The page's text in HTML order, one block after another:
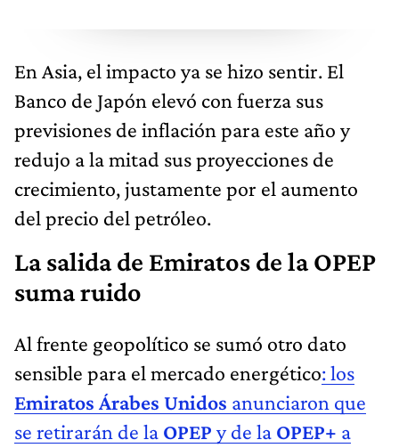
En Asia, el impacto ya se hizo sentir. El
Banco de Japón elevó con fuerza sus
previsiones de inflación para este año y
redujo a la mitad sus proyecciones de
crecimiento, justamente por el aumento
del precio del petróleo.
La salida de Emiratos de la OPEP
suma ruido
Al frente geopolítico se sumó otro dato
sensible para el mercado energético: los
Emiratos Árabes Unidos anunciaron que
se retirarán de la OPEP y de la OPEP+ a